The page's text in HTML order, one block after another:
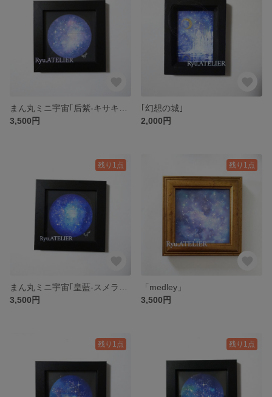
3,500円
｢幻想の城｣
2,000円
残り1点
3,500円
残り1点
「medley」
3,500円
残り1点 残り1点